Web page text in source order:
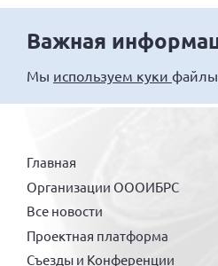
Важная
Мы используем куки
Главная
Организации ОООИБРС
Все новости
Проектная платформа
Съезды и Конференции